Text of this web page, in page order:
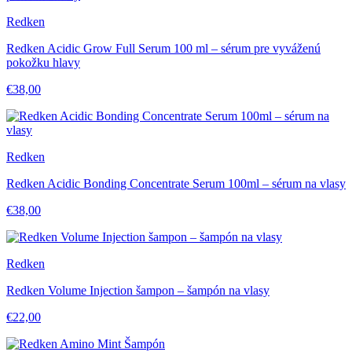
Redken
Redken Acidic Grow Full Serum 100 ml – sérum pre vyváženú
pokožku hlavy
€38,00
Redken
Redken Acidic Bonding Concentrate Serum 100ml – sérum na vlasy
€38,00
Redken
Redken Volume Injection šampon – šampón na vlasy
€22,00